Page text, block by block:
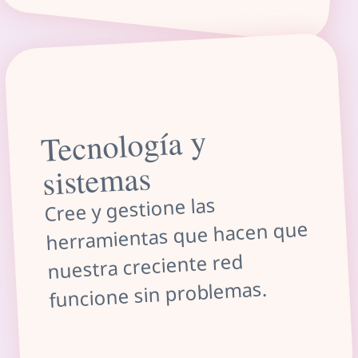
Tecnología y
sistemas
Cree y gestione las
herramientas que hacen que
nuestra creciente red
funcione sin problemas.